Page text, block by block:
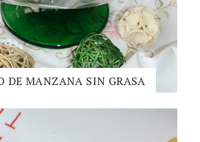
DE MANZANA SIN GRASA